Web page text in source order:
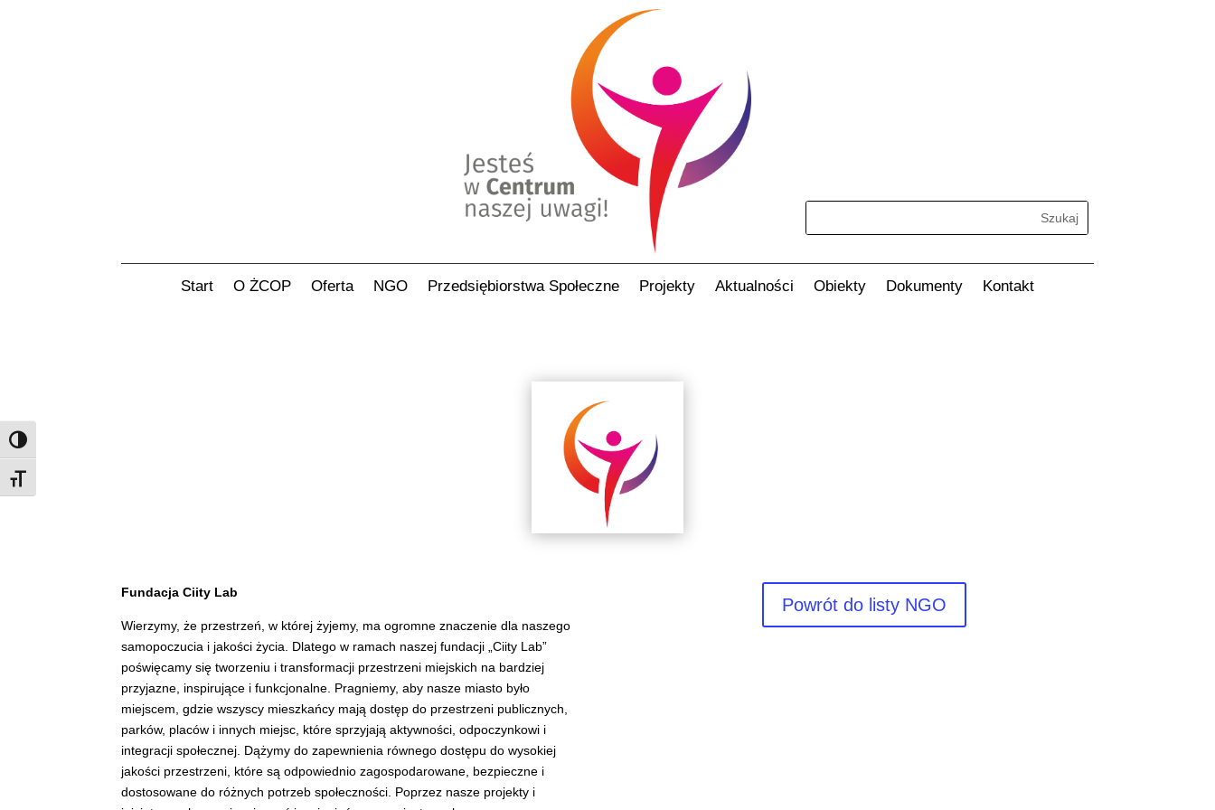
Zmień kontrast
Rozmiar czcionki
Start O ŻCOP Oferta NGO Przedsiębiorstwa Społeczne Projekty Aktualności Obiekty Dokumenty Kontakt
Fundacja Ciity Lab
Wierzymy, że przestrzeń, w której żyjemy, ma ogromne znaczenie dla naszego
samopoczucia i jakości życia. Dlatego w ramach naszej fundacji „Ciity Lab”
poświęcamy się tworzeniu i transformacji przestrzeni miejskich na bardziej
przyjazne, inspirujące i funkcjonalne. Pragniemy, aby nasze miasto było
miejscem, gdzie wszyscy mieszkańcy mają dostęp do przestrzeni publicznych,
parków, placów i innych miejsc, które sprzyjają aktywności, odpoczynkowi i
integracji społecznej. Dążymy do zapewnienia równego dostępu do wysokiej
jakości przestrzeni, które są odpowiednio zagospodarowane, bezpieczne i
dostosowane do różnych potrzeb społeczności. Poprzez nasze projekty i
Powrót do listy NGO